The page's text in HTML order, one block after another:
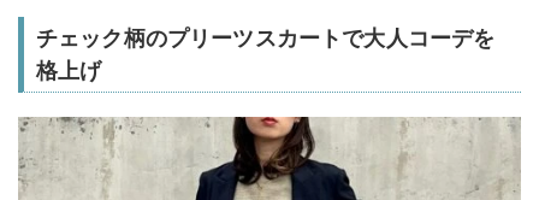
チェック柄のプリーツスカートで大人コーデを
格上げ